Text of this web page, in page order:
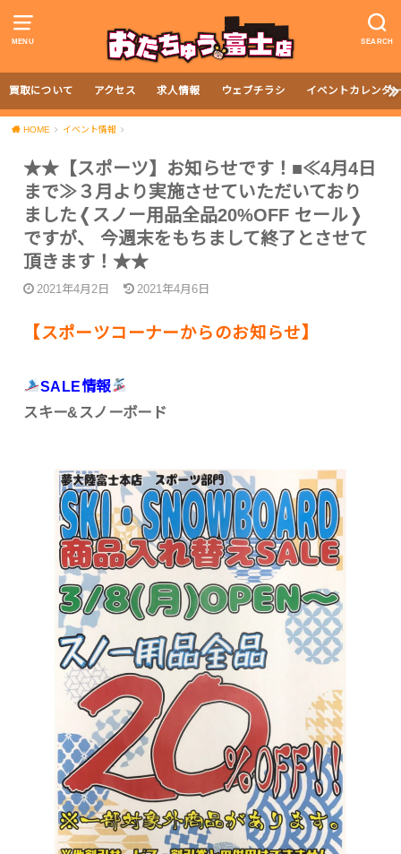
MENU SEARCH
買取について アクセス 求人情報 ウェブチラシ イベントカレンダ
HOME イベント情報
★★【スポーツ】お知らせです！■≪4月4日
まで≫３月より実施させていただいており
ました❬スノー用品全品20%OFF セール❭
ですが、 今週末をもちまして終了とさせて
頂きます！★★
2021年4月2日 2021年4月6日
【スポーツコーナーからのお知らせ】
SALE情報
スキー&スノーボード